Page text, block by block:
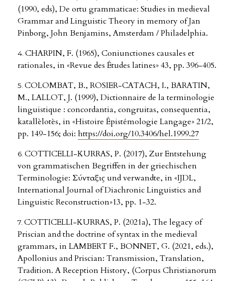
(1990, eds), De ortu grammaticae: Studies in medieval
Grammar and Linguistic Theory in memory of Jan
Pinborg, John Benjamins, Amsterdam / Philadelphia.
CHARPIN, F. (1965), Coniunctiones causales et
rationales, in «Revue des Études latines» 43, pp. 396-405.
COLOMBAT, B., ROSIER-CATACH, I., BARATIN,
M., LALLOT, J. (1999), Dictionnaire de la terminologie
linguistique : concordantia, congruitas, consequentia,
katallèlotès, in «Histoire Épistémologie Langage» 21/2,
pp. 149-156; doi: https://doi.org/10.3406/hel.1999.27
COTTICELLI-KURRAS, P. (2017), Zur Entstehung
von grammatischen Begriffen in der griechischen
Terminologie: Σύνταξις und verwandte, in «IJDL,
International Journal of Diachronic Linguistics and
Linguistic Reconstruction»13, pp. 1-32.
COTTICELLI-KURRAS, P. (2021a), The legacy of
Priscian and the doctrine of syntax in the medieval
grammars, in LAMBERT F., BONNET, G. (2021, eds.),
Apollonius and Priscian: Transmission, Translation,
Tradition. A Reception History, (Corpus Christianorum